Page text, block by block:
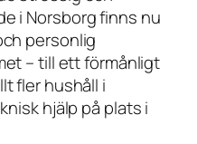
i Norsborg finns nu
personlig
– till ett förmånligt
fler hushåll i
hjälp på plats i